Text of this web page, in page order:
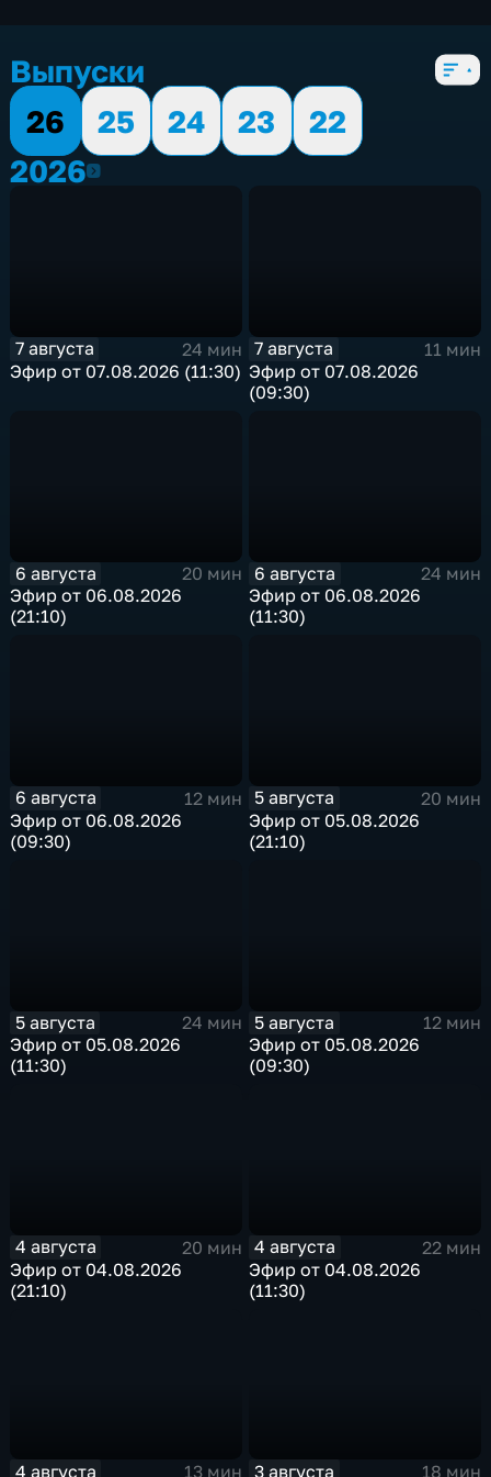
Выпуски
26
25 24 23
22
20262026
7 августа
24 мин
Эфир от 07.08.2026 (11:30)
7 августа
11 мин
Эфир от 07.08.2026
(09:30)
6 августа
20 мин
Эфир от 06.08.2026
(21:10)
6 августа
24 мин
Эфир от 06.08.2026
(11:30)
6 августа
12 мин
Эфир от 06.08.2026
(09:30)
5 августа
20 мин
Эфир от 05.08.2026
(21:10)
5 августа
24 мин
Эфир от 05.08.2026
(11:30)
5 августа
12 мин
Эфир от 05.08.2026
(09:30)
4 августа
20 мин
Эфир от 04.08.2026
(21:10)
4 августа
22 мин
Эфир от 04.08.2026
(11:30)
4 августа 13 мин 3 августа 18 мин